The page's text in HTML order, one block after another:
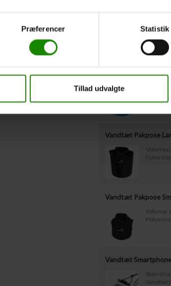
Præferencer Statistik
Tillad udvalgte
Bagagetønde med låg
Vandtæt Pakpose
Polyester
Vandtæt Pakpose
Volume:
Polyester
Vandtæt
Vandtæt